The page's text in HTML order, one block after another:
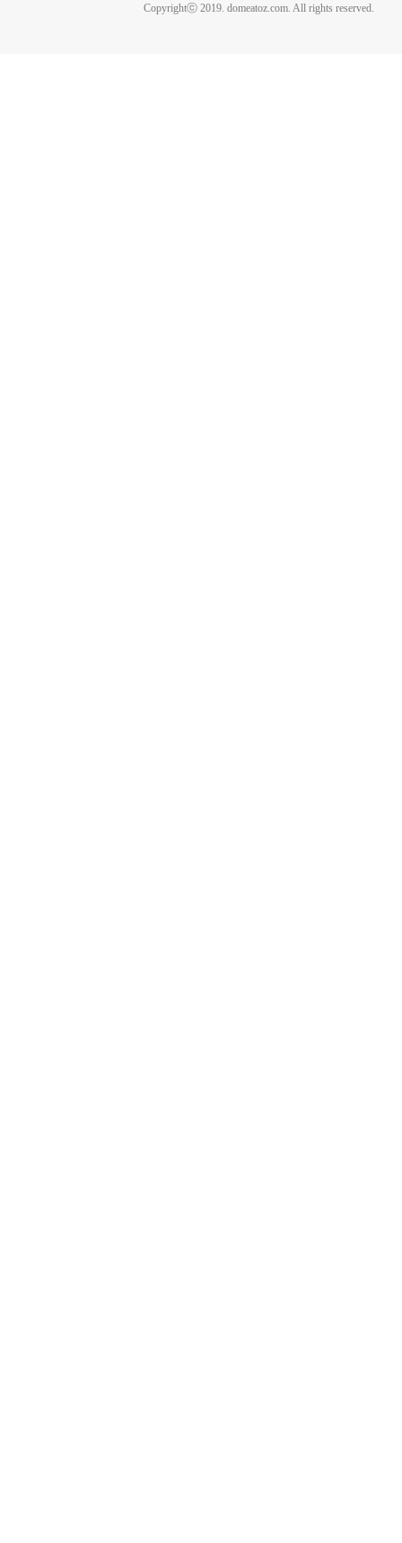
Copyrightⓒ 2019. domeatoz.com. All rights reserved.